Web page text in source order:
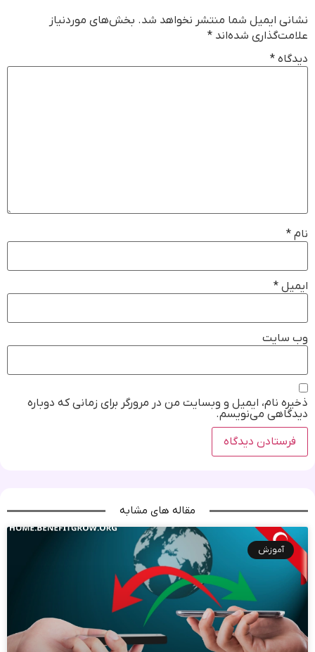
نشانی ایمیل شما منتشر نخواهد شد. بخش‌های موردنیاز
علامت‌گذاری شده‌اند *
دیدگاه *
نام *
ایمیل *
وب‌ سایت
ذخیره نام، ایمیل و وبسایت من در مرورگر برای زمانی که دوباره
دیدگاهی می‌نویسم.
مقاله های مشابه
آموزش